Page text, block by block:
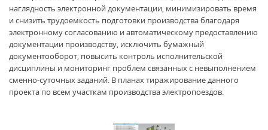
наглядность электронной документации, минимизировать время
и снизить трудоемкость подготовки производства благодаря
электронному согласованию и автоматическому предоставлению
документации производству, исключить бумажный
документооборот, повысить контроль исполнительской
дисциплины и мониторинг проблем связанных с невыполнением
сменно-суточных заданий. В планах тиражирование данного
проекта по всем участкам производства электропоездов.